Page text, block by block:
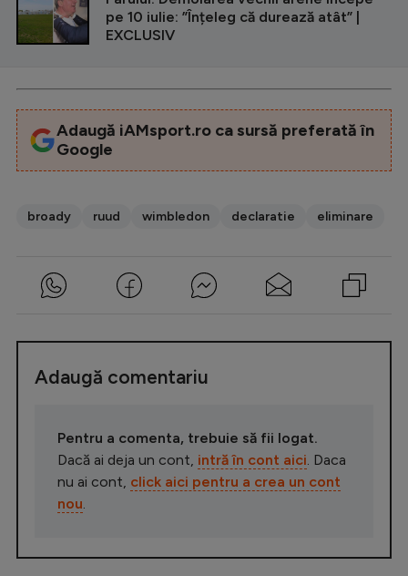
pe 10 iulie: ”Înțeleg că durează atât” |
EXCLUSIV
Adaugă iAMsport.ro ca sursă preferată în
Google
broady ruud wimbledon declaratie eliminare
Adaugă comentariu
Pentru a comenta, trebuie să fii logat.
Dacă ai deja un cont, intră în cont aici . Daca
nu ai cont, click aici pentru a crea un cont
nou